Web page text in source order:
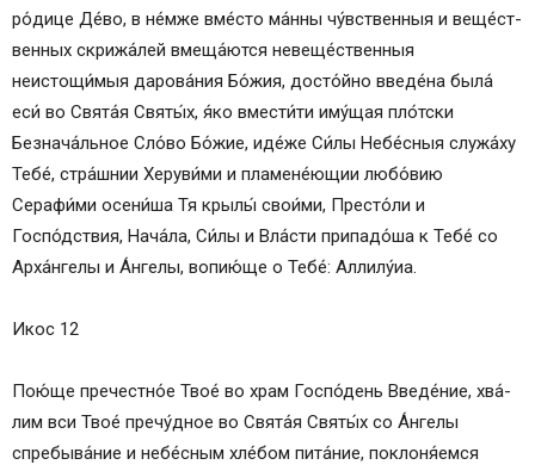
ро́­ди­це Де́­во, в не́м­же вме́с­то ма́нны чу́вственныя и ве­ще́ст­
вен­ных скрижа́лей вмеща́ются невеще́ственныя
неистощи́мыя дарова́ния Бо́­жия, досто́йно введе́на была́
еси́ во Свя­та́я Свя­ты́х, я́ко вмести́ти иму́щая пло́тски
Безнача́льное Сло́­во Бо́­жие, иде́­же Си́­лы Не­бе́с­ныя служа́ху
Те­бе́, стра́шнии Херуви́ми и пламене́ющии лю­бо́­вию
Серафи́ми осени́ша Тя крылы́ свои́ми, Престо́ли и
Госпо́дствия, Нача́ла, Си́­лы и Вла́сти припадо́ша к Те­бе́ со
Арха́нгелы и А́н­ге­лы, во­пию́­ще о Те­бе́: Алли­лу́иа.
Икос 12
Пою́­ще пре­чест­но́е Твое́ во храм Госпо́день Введе́ние, хва́­
лим вси Твое́ пречу́дное во Свя­та́я Свя­ты́х со А́н­ге­лы
спребыва́ние и не­бе́с­ным хле́бом пита́ние, по­кло­ня́­ем­ся